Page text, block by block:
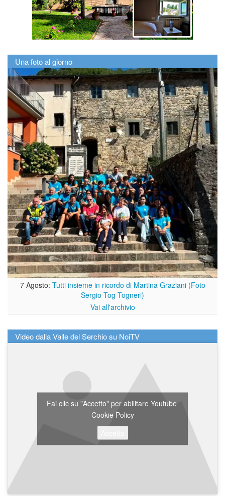
Una foto al giorno
7 Agosto: Tutti insieme in ricordo di Martina Graziani (Foto
Sergio Tog Togneri)
Vai all'archivio
Video dalla Valle del Serchio su NoiTV
Fai clic su "Accetto" per abilitare Youtube
Cookie Policy